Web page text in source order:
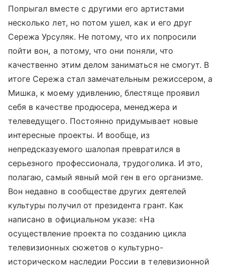
Попрыгал вместе с другими его артистами
несколько лет, но потом ушел, как и его друг
Сережа Урсуляк. Не потому, что их попросили
пойти вон, а потому, что они поняли, что
качественно этим делом заниматься не смогут. В
итоге Сережа стал замечательным режиссером, а
Мишка, к моему удивлению, блестяще проявил
себя в качестве продюсера, менеджера и
телеведущего. Постоянно придумывает новые
интересные проекты. И вообще, из
непредсказуемого шалопая превратился в
серьезного профессионала, трудоголика. И это,
полагаю, самый явный мой ген в его организме.
Вон недавно в сообществе других деятелей
культуры получил от президента грант. Как
написано в официальном указе: «На
осуществление проекта по созданию цикла
телевизионных сюжетов о культурно-
историческом наследии России в телевизионной